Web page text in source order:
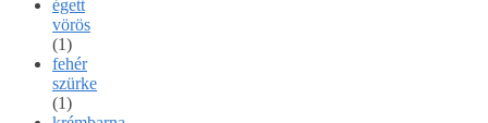
égett
vörös
(1)
fehér
szürke
(1)